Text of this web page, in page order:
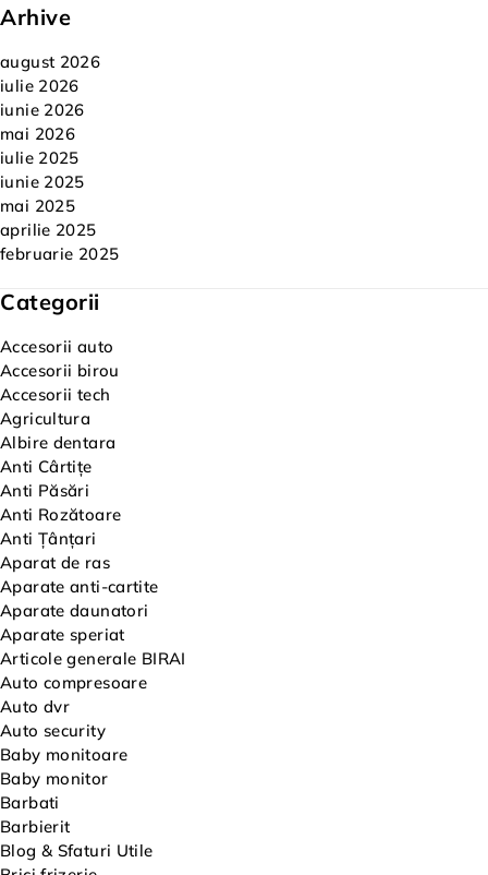
Arhive
august 2026
iulie 2026
iunie 2026
mai 2026
iulie 2025
iunie 2025
mai 2025
aprilie 2025
februarie 2025
Categorii
Accesorii auto
Accesorii birou
Accesorii tech
Agricultura
Albire dentara
Anti Cârtițe
Anti Păsări
Anti Rozătoare
Anti Țânțari
Aparat de ras
Aparate anti-cartite
Aparate daunatori
Aparate speriat
Articole generale BIRAI
Auto compresoare
Auto dvr
Auto security
Baby monitoare
Baby monitor
Barbati
Barbierit
Blog & Sfaturi Utile